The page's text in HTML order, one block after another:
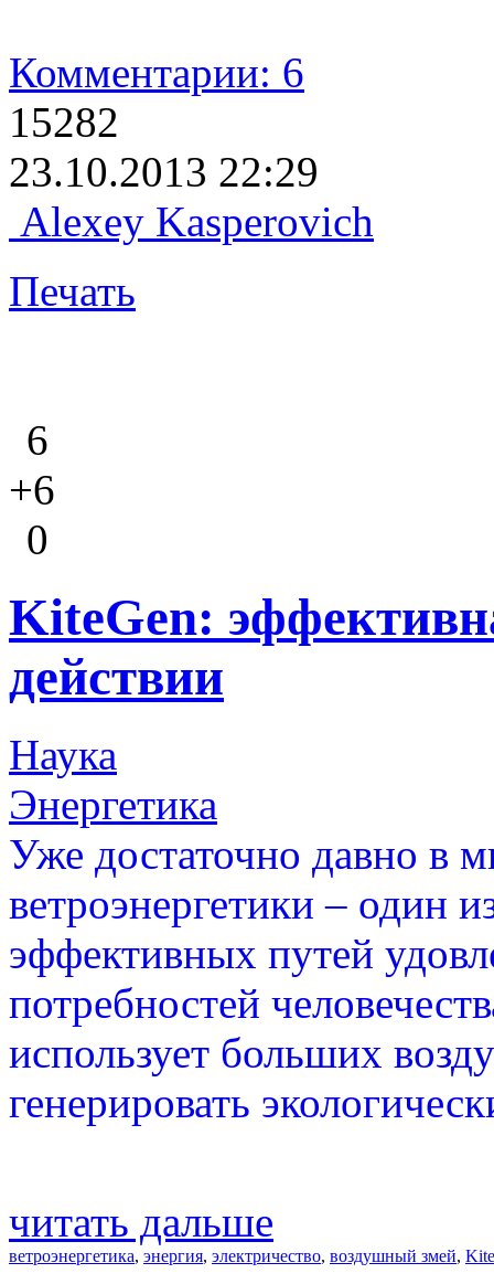
Комментарии: 6
15282
23.10.2013 22:29
Alexey Kasperovich
Печать
6
+6
0
KiteGen:
действии
Наука
Энергетика
Уже достаточно давно в
ветроэнергетики – один
эффективных путей
потребностей
использует больших
генерировать
читать дальше
ветроэнергетика, энергия, электричество, воздушный змей,